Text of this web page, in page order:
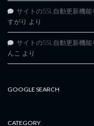
サイトのSSL自動更新機
すがり より
サイトのSSL自動更新機
んこ より
GOOGLE SEARCH
CATEGORY